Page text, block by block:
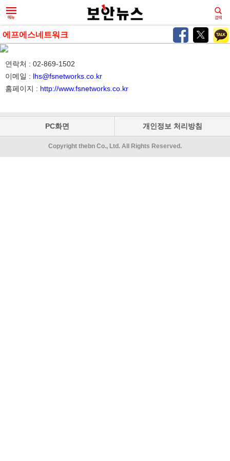
에프에스네트워크
연락처 : 02-869-1502
이메일 : lhs@fsnetworks.co.kr
홈페이지 : http://www.fsnetworks.co.kr
PC화면 개인정보 처리방침
Copyright thebn Co., Ltd. All Rights Reserved.